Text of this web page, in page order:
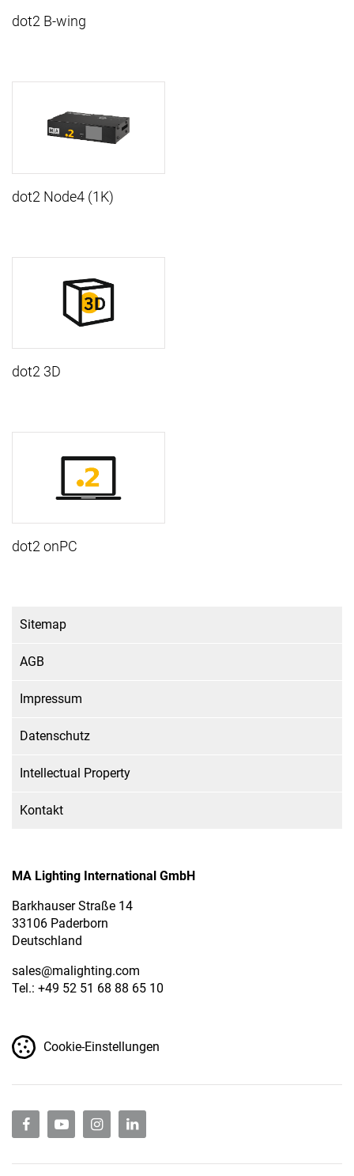
dot2 B-wing
dot2 Node4 (1K)
dot2 3D
dot2 onPC
Sitemap
AGB
Impressum
Datenschutz
Intellectual Property
Kontakt
MA Lighting International GmbH
Barkhauser Straße 14
33106 Paderborn
Deutschland
sales@malighting.com
Tel.: +49 52 51 68 88 65 10
Cookie-Einstellungen